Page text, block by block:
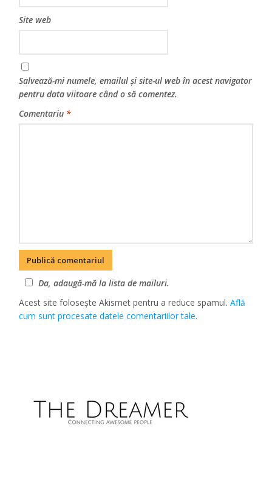
Site web
Salvează-mi numele, emailul și site-ul web în acest navigator
pentru data viitoare când o să comentez.
Comentariu *
Da, adaugă-mă la lista de mailuri.
Acest site folosește Akismet pentru a reduce spamul.Află
cum sunt procesate datele comentariilor tale.